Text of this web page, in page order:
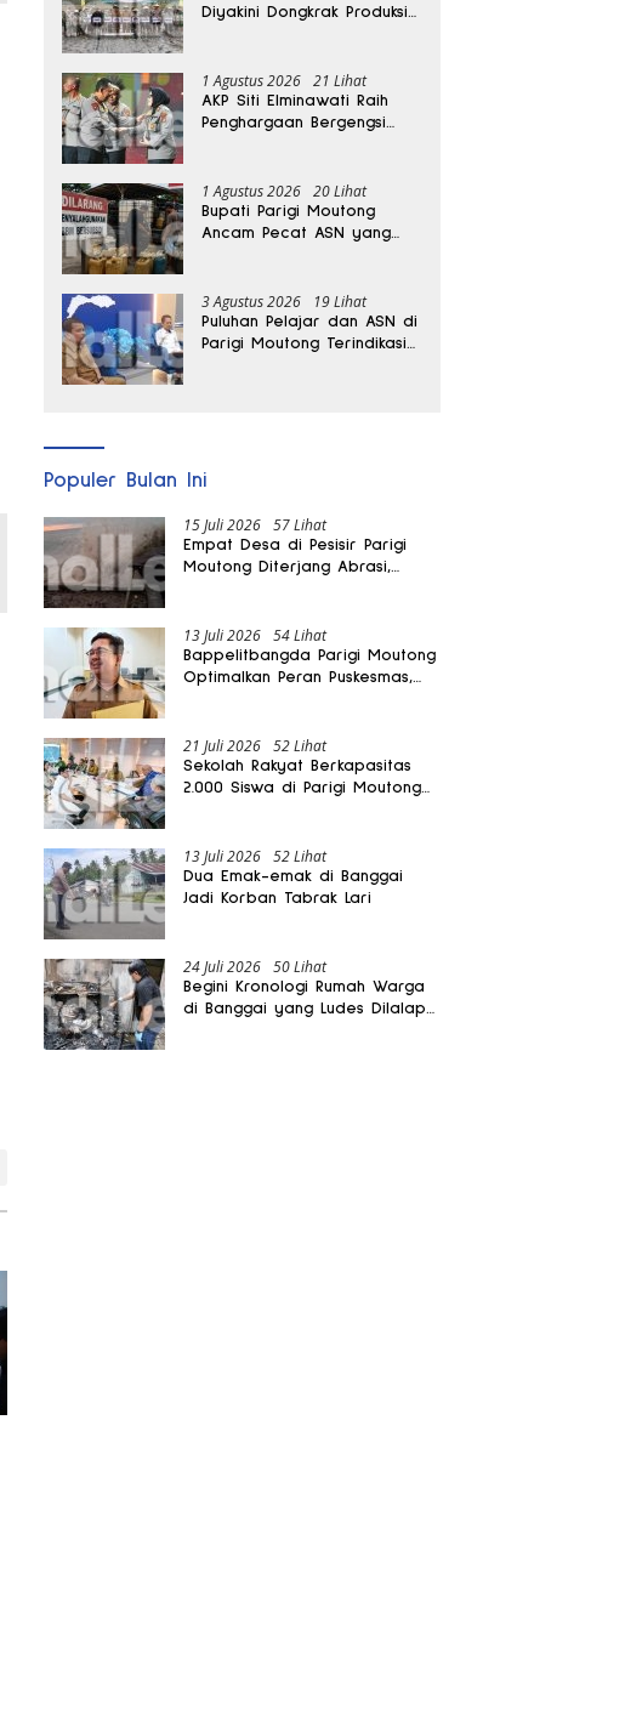
Diyakini Dongkrak Produksi
1 Agustus 2026 21 Lihat
AKP Siti Elminawati Raih
Penghargaan Bergengsi
1 Agustus 2026 20 Lihat
Bupati Parigi Moutong
Ancam Pecat ASN yang
3 Agustus 2026 19 Lihat
Puluhan Pelajar dan ASN di
Parigi Moutong Terindikasi
Populer Bulan Ini
15 Juli 2026 57 Lihat
Empat Desa di Pesisir Parigi
Moutong Diterjang Abrasi,
13 Juli 2026 54 Lihat
Bappelitbangda Parigi Moutong
Optimalkan Peran Puskesmas,
21 Juli 2026 52 Lihat
Sekolah Rakyat Berkapasitas
2.000 Siswa di Parigi Moutong
13 Juli 2026 52 Lihat
Dua Emak-emak di Banggai
Jadi Korban Tabrak Lari
24 Juli 2026 50 Lihat
Begini Kronologi Rumah Warga
di Banggai yang Ludes Dilalap